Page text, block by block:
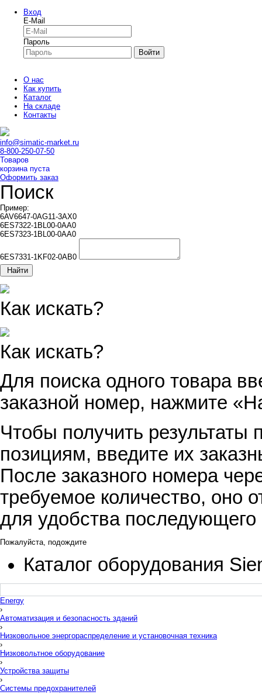
Вход
E-Mail
Пароль
Войти
О нас
Как купить
Каталог
На складе
Контакты
info@simatic-market.ru
8-800-250-07-50
Товаров
корзина пуста
Оформить заказ
Поиск
Пример:
6AV6647-0AG11-3AX0
6ES7322-1BL00-0AA0
6ES7323-1BL00-0AA0
6ES7331-1KF02-0AB0
Найти
Как искать?
Как искать?
Для поиска одного товара
заказной номер, нажмите
Чтобы получить результаты
позициям, введите их
После заказного номера
требуемое количество, оно
для удобства
Пожалуйста, подождите
Каталог оборудования
Energy
›
Автоматизация и безопасность зданий
›
Низковольное энергораспределение и установочная техника
›
Низковольтное оборудование
›
Устройства защиты
›
Системы предохранителей